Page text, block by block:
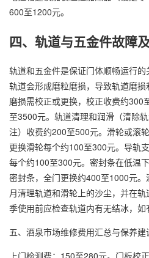
600至1200元。
四、轨道与五金件故障
轨道和五金件是保证门体顺畅运行
轨道会形成磨粒磨损，导致轨道磨
磨损需校正或更换，校正收费约300
至3500元。轨道清理和润滑（清除
注）收费约200至500元。滑轮或滚
更换滑轮每个约100至300元。导轨
每个约100至300元。密封条在低温
密封条，全门更换约400至1000元
月清理轨道和滑轮上的沙尘，并在
季使用前应检查轨道内有无结冰，如
五、酒泉市场维修费用汇总与保养建